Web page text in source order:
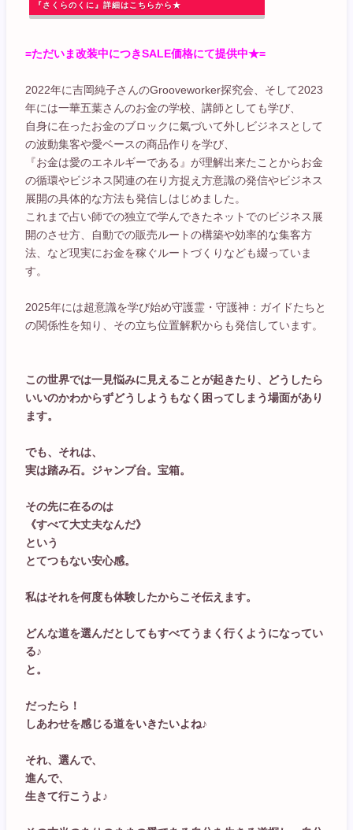
『さくらのくに』詳細はこちらから★
=ただいま改装中につきSALE価格にて提供中★=
2022年に吉岡純子さんのGrooveworker探究会、そして2023
年には一華五葉さんのお金の学校、講師としても学び、
自身に在ったお金のブロックに氣づいて外しビジネスとして
の波動集客や愛ベースの商品作りを学び、
『お金は愛のエネルギーである』が理解出来たことからお金
の循環やビジネス関連の在り方捉え方意識の発信やビジネス
展開の具体的な方法も発信しはじめました。
これまで占い師での独立で学んできたネットでのビジネス展
開のさせ方、自動での販売ルートの構築や効率的な集客方
法、など現実にお金を稼ぐルートづくりなども綴っていま
す。
2025年には超意識を学び始め守護霊・守護神：ガイドたちと
の関係性を知り、その立ち位置解釈からも発信しています。
この世界では一見悩みに見えることが起きたり、どうしたら
いいのかわからずどうしようもなく困ってしまう場面があり
ます。
でも、それは、
実は踏み石。ジャンプ台。宝箱。
その先に在るのは
《すべて大丈夫なんだ》
という
とてつもない安心感。
私はそれを何度も体験したからこそ伝えます。
どんな道を選んだとしてもすべてうまく行くようになってい
る♪
と。
だったら！
しあわせを感じる道をいきたいよね♪
それ、選んで、
進んで、
生きて行こうよ♪